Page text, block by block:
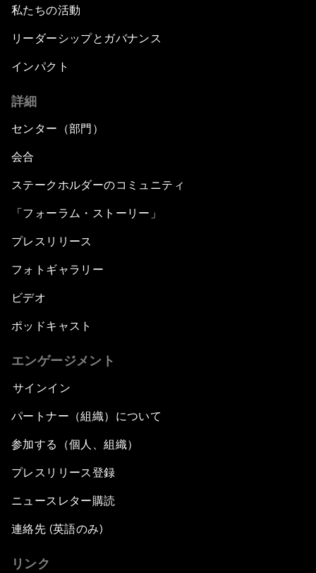
私たちの活動
リーダーシップとガバナンス
インパクト
詳細
センター（部門）
会合
ステークホルダーのコミュニティ
「フォーラム・ストーリー」
プレスリリース
フォトギャラリー
ビデオ
ポッドキャスト
エンゲージメント
サインイン
パートナー（組織）について
参加する（個人、組織）
プレスリリース登録
ニュースレター購読
連絡先 (英語のみ)
リンク